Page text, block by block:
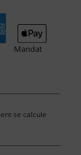
Mandat
se calcule